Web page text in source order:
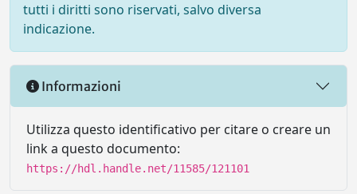
tutti i diritti sono riservati, salvo diversa
indicazione.
Informazioni
Utilizza questo identificativo per citare o creare un
link a questo documento:
https://hdl.handle.net/11585/121101